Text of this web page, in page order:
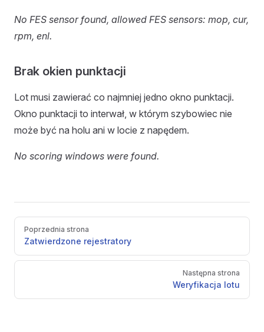
No FES sensor found, allowed FES sensors: mop, cur,
rpm, enl.
Brak okien punktacji
Lot musi zawierać co najmniej jedno okno punktacji.
Okno punktacji to interwał, w którym szybowiec nie
może być na holu ani w locie z napędem.
No scoring windows were found.
Pager
Poprzednia strona
Zatwierdzone rejestratory
Następna strona
Weryfikacja lotu